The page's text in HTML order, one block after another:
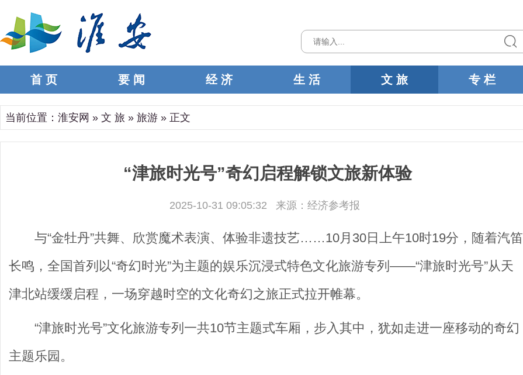
首 页 要 闻 经 济 生 活 文 旅 专 栏
当前位置： 淮安网 » 文 旅 » 旅游 » 正文
“津旅时光号”奇幻启程解锁文旅新体验
2025-10-31 09:05:32 来源：经济参考报
与“金牡丹”共舞、欣赏魔术表演、体验非遗技艺……10月30日上午10时19分，随着汽笛
长鸣，全国首列以“奇幻时光”为主题的娱乐沉浸式特色文化旅游专列——“津旅时光号”从天
津北站缓缓启程，一场穿越时空的文化奇幻之旅正式拉开帷幕。
“津旅时光号”文化旅游专列一共10节主题式车厢，步入其中，犹如走进一座移动的奇幻
主题乐园。